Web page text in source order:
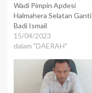
Wadi Pimpin Apdesi
Halmahera Selatan Ganti
Badi Ismail
15/04/2023
dalam "DAERAH"